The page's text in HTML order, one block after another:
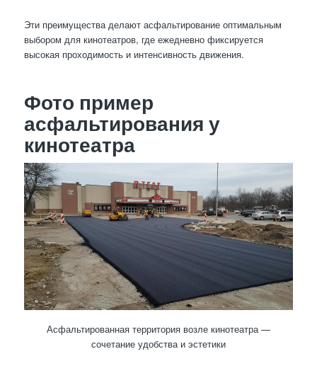
Эти преимущества делают асфальтирование оптимальным
выбором для кинотеатров, где ежедневно фиксируется
высокая проходимость и интенсивность движения.
Фото пример
асфальтирования у
кинотеатра
Асфальтированная территория возле кинотеатра —
сочетание удобства и эстетики